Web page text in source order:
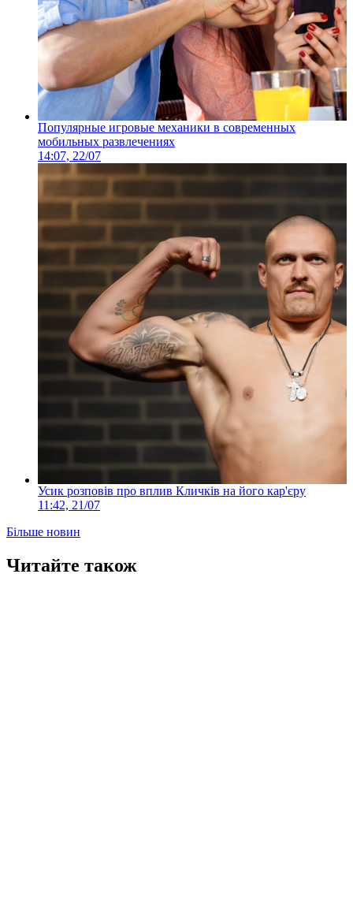
Популярные игровые механики в современных
мобильных развлечениях
14:07, 22/07
Усик розповів про вплив Кличків на його кар'єру
11:42, 21/07
Більше новин
Читайте також